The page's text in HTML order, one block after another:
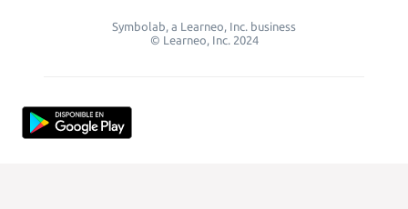
Symbolab, a Learneo, Inc. business
© Learneo, Inc. 2024